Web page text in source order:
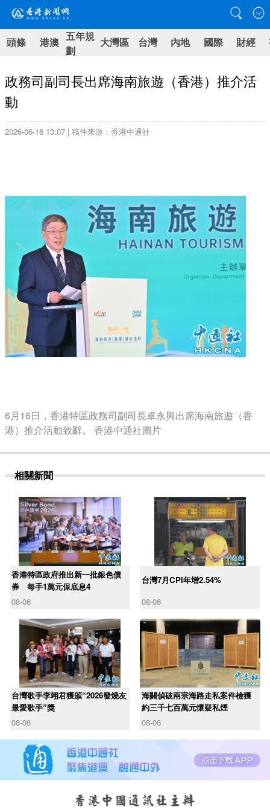
頭條 港澳 五年規
劃
大灣區 台灣 內地 國際 財經
政務司副司長出席海南旅遊（香港）推介活
動
2026-06-16 13:07 | 稿件來源：香港中通社
6月16日，香港特區政務司副司長卓永興出席海南旅遊（香
港）推介活動致辭。 香港中通社圖片
相關新聞
香港特區政府推出新一批銀色債
券 每手1萬元保底息4
08-06
台灣7月CPI年增2.54%
08-06
台灣歌手李翊君獲頒“2026發燒友
最愛歌手”獎
08-06
海關偵破兩宗海路走私案件檢獲
約三千七百萬元懷疑私煙
08-06